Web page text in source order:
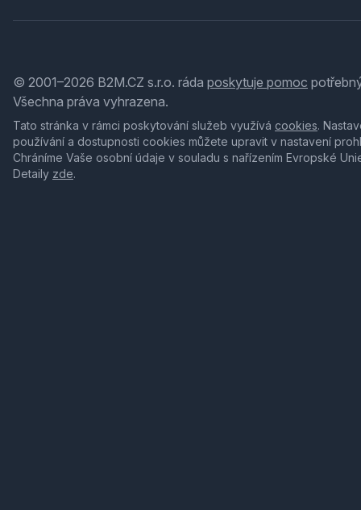
© 2001–2026 B2M.CZ s.r.o. ráda poskytuje pomoc
Všechna práva vyhrazena.
Tato stránka v rámci poskytování služeb využívá cookies.
používání a dostupnosti cookies můžete upravit v nastavení
Chráníme Vaše osobní údaje v souladu s nařízením Evropské
Detaily zde.